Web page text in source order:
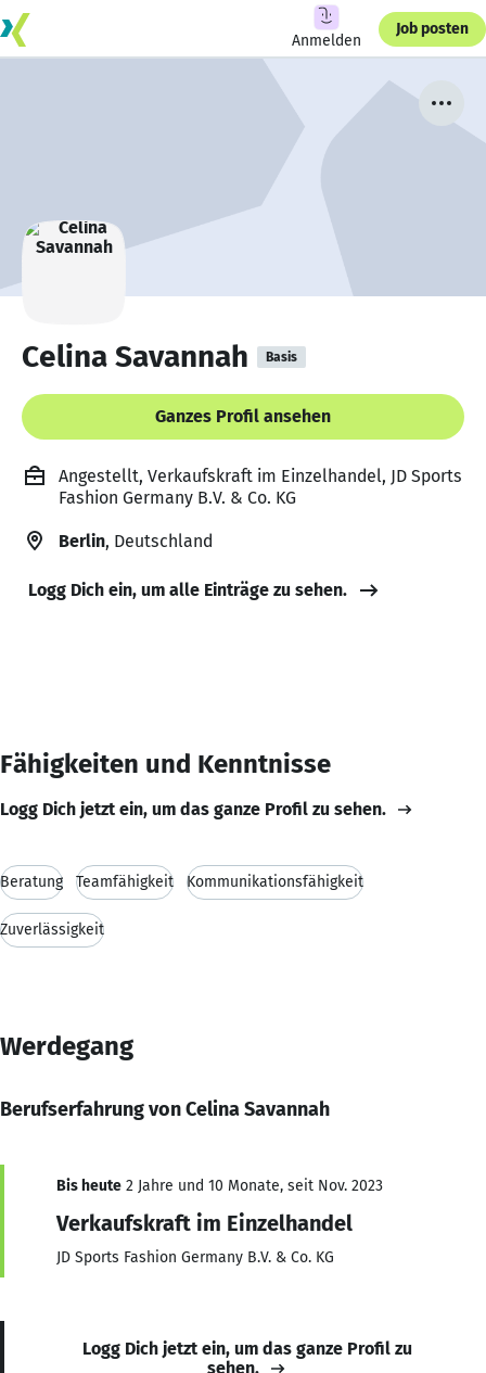
Anmelden
Job posten
Celina Savannah Basis
Ganzes Profil ansehen
Angestellt, Verkaufskraft im Einzelhandel, JD Sports
Fashion Germany B.V. & Co. KG
Berlin, Deutschland
Logg Dich ein, um alle Einträge zu sehen.
Fähigkeiten und Kenntnisse
Logg Dich jetzt ein, um das ganze Profil zu sehen.
Beratung Teamfähigkeit Kommunikationsfähigkeit
Zuverlässigkeit
Werdegang
Berufserfahrung von Celina Savannah
Bis heute 2 Jahre und 10 Monate, seit Nov. 2023
Verkaufskraft im Einzelhandel
JD Sports Fashion Germany B.V. & Co. KG
Logg Dich jetzt ein, um das ganze Profil zu
sehen.